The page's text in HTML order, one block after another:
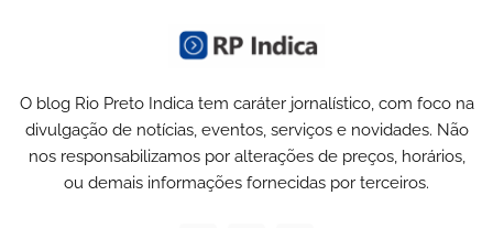
O blog Rio Preto Indica tem caráter jornalístico, com foco na
divulgação de notícias, eventos, serviços e novidades. Não
nos responsabilizamos por alterações de preços, horários,
ou demais informações fornecidas por terceiros.